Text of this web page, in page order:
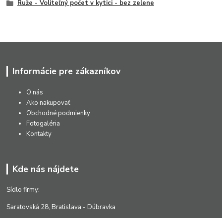
Ruže - Voliteľný počet v kytici - bez zelene
Informácie pre zákazníkov
O nás
Ako nakupovať
Obchodné podmienky
Fotogaléria
Kontakty
Kde nás nájdete
Sídlo firmy:
Saratovská 28, Bratislava - Dúbravka